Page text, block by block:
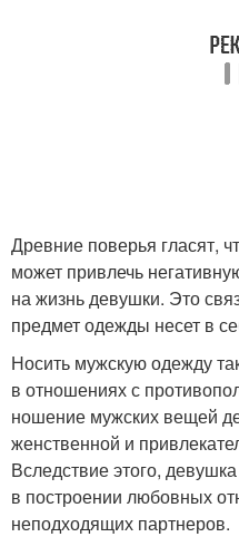
Древние поверья гласят,
может привлечь
на жизнь девушки. Это
предмет одежды несет в
Носить мужскую одежду
в отношениях с
ношение мужских вещей
женственной и
Вследствие этого,
в построении любовных
неподходящих партнеров.